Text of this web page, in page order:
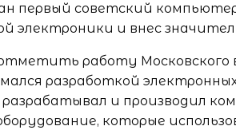
первый советский
электроники и внес
работу Московского
разработкой
и производил
которые